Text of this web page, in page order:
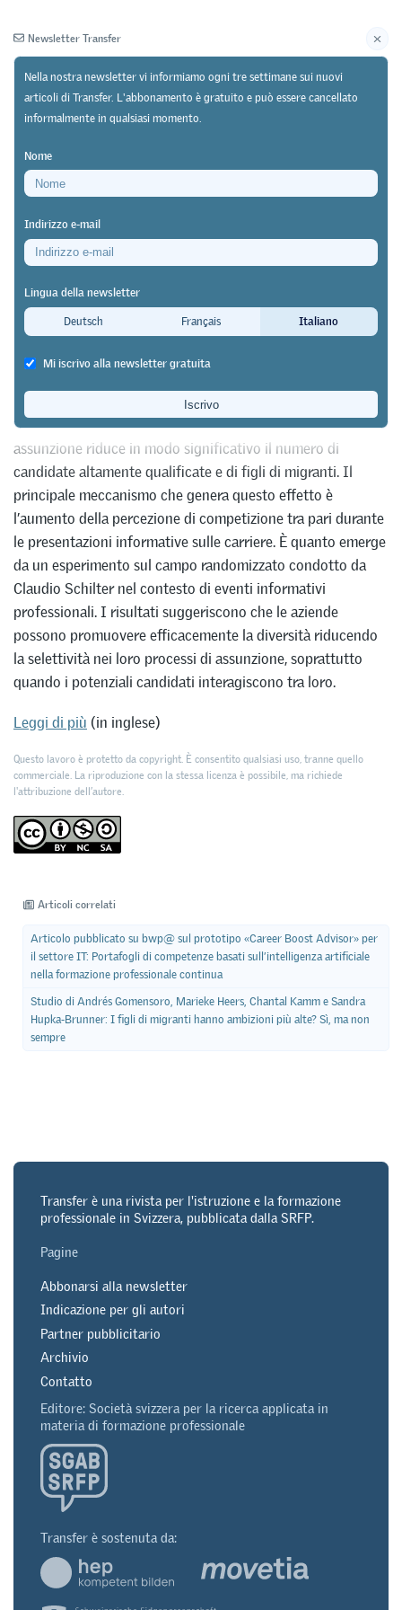
Newsletter Archivio
02/05/25
Leading House Working Paper (236) di Claudio
Più concorrenza – meno ragazze e
figli di migranti
Transfer
Sottolineare un’elevata selettività nel processo di
assunzione riduce in modo significativo il numero di
candidate altamente qualificate e di figli di migranti. Il
principale meccanismo che genera questo effetto è
l’aumento della percezione di competizione tra pari durante
le presentazioni informative sulle carriere. È quanto emerge
da un esperimento sul campo randomizzato condotto da
Claudio Schilter nel contesto di eventi informativi
professionali. I risultati suggeriscono che le aziende
possono promuovere efficacemente la diversità riducendo
la selettività nei loro processi di assunzione, soprattutto
quando i potenziali candidati interagiscono tra loro.
Leggi di più (in inglese)
Questo lavoro è protetto da copyright. È consentito qualsiasi uso, tranne quello
commerciale. La riproduzione con la stessa licenza è possibile, ma richiede
l'attribuzione dell’autore.
Articoli correlati
Articolo pubblicato su bwp@ sul prototipo «Career Boost Advisor» per
il settore IT: Portafogli di competenze basati sull’intelligenza artificiale
nella formazione professionale continua
Studio di Andrés Gomensoro, Marieke Heers, Chantal Kamm e Sandra
Hupka-Brunner: I figli di migranti hanno ambizioni più alte? Sì, ma non
sempre
Newsletter Transfer
Nella nostra newsletter vi informiamo ogni tre settimane sui nuovi
articoli di Transfer. L'abbonamento è gratuito e può essere cancellato
informalmente in qualsiasi momento.
Nome
Indirizzo e-mail
Lingua della newsletter
Deutsch
Français Italiano
Mi iscrivo alla newsletter gratuita
Transfer è una rivista per l'istruzione e la formazione
professionale in Svizzera, pubblicata dalla SRFP.
Pagine
Abbonarsi alla newsletter
Indicazione per gli autori
Partner pubblicitario
Archivio
Contatto
Editore: Società svizzera per la ricerca applicata in
materia di formazione professionale
Transfer è sostenuta da: